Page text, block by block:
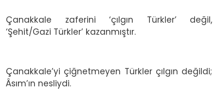
Çanakkale zaferini ‘çılgın Türkler’ değil,
‘Şehit/Gazi Türkler’ kazanmıştır.
Çanakkale’yi çiğnetmeyen Türkler çılgın değildi;
Âsım’ın nesliydi.